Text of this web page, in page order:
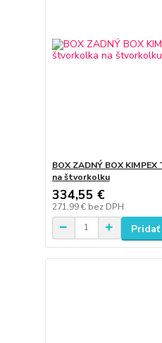
BOX ZADNÝ BOX
na štvorkolku
334,55 €
271,99 € bez DPH